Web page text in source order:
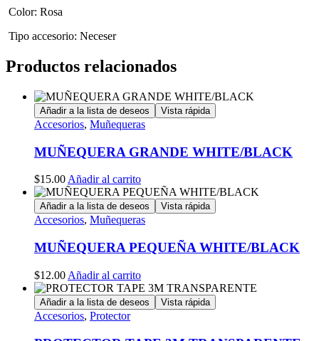
Color: Rosa
Tipo accesorio: Neceser
Productos relacionados
Añadir a la lista de deseos Vista rápida
Accesorios, Muñequeras
MUÑEQUERA GRANDE WHITE/BLACK
$15.00Añadir al carrito
Añadir a la lista de deseos Vista rápida
Accesorios, Muñequeras
MUÑEQUERA PEQUEÑA WHITE/BLACK
$12.00 Añadir al carrito
Añadir a la lista de deseos Vista rápida
Accesorios, Protector